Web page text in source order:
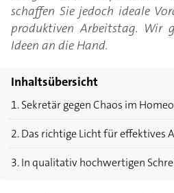
schaffen Sie jedoch ideale
produktiven Arbeitstag. Wir
Ideen an die Hand.
Inhaltsübersicht
1. Sekretär gegen Chaos im
2. Das richtige Licht für effektives
3. In qualitativ hochwertigen